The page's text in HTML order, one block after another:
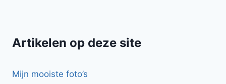
Artikelen op deze site
Mijn mooiste foto’s